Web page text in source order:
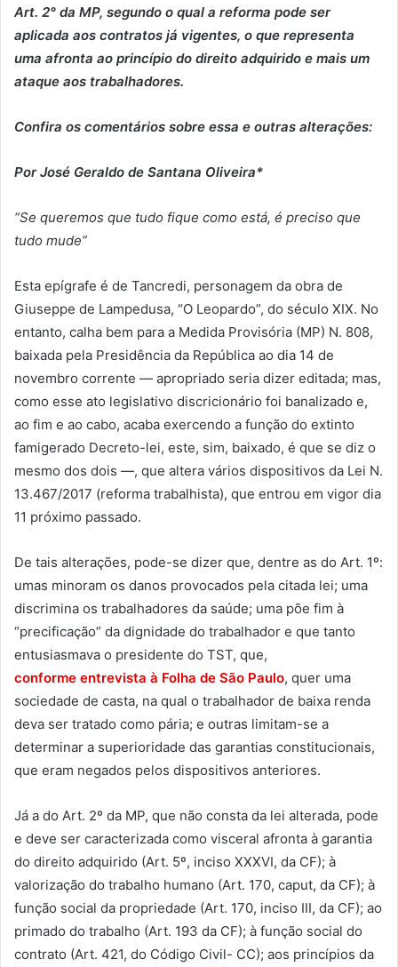
Art. 2° da MP, segundo o qual a reforma pode ser
aplicada aos contratos já vigentes, o que representa
uma afronta ao princípio do direito adquirido e mais um
ataque aos trabalhadores.
Confira os comentários sobre essa e outras alterações:
Por José Geraldo de Santana Oliveira*
“Se queremos que tudo fique como está, é preciso que
tudo mude”
Esta epígrafe é de Tancredi, personagem da obra de
Giuseppe de Lampedusa, “O Leopardo”, do século XIX. No
entanto, calha bem para a Medida Provisória (MP) N. 808,
baixada pela Presidência da República ao dia 14 de
novembro corrente — apropriado seria dizer editada; mas,
como esse ato legislativo discricionário foi banalizado e,
ao fim e ao cabo, acaba exercendo a função do extinto
famigerado Decreto-lei, este, sim, baixado, é que se diz o
mesmo dos dois —, que altera vários dispositivos da Lei N.
13.467/2017 (reforma trabalhista), que entrou em vigor dia
11 próximo passado.
De tais alterações, pode-se dizer que, dentre as do Art. 1º:
umas minoram os danos provocados pela citada lei; uma
discrimina os trabalhadores da saúde; uma põe fim à
“precificação” da dignidade do trabalhador e que tanto
entusiasmava o presidente do TST, que,
conforme entrevista à Folha de São Paulo, quer uma
sociedade de casta, na qual o trabalhador de baixa renda
deva ser tratado como pária; e outras limitam-se a
determinar a superioridade das garantias constitucionais,
que eram negados pelos dispositivos anteriores.
Já a do Art. 2º da MP, que não consta da lei alterada, pode
e deve ser caracterizada como visceral afronta à garantia
do direito adquirido (Art. 5º, inciso XXXVI, da CF); à
valorização do trabalho humano (Art. 170, caput, da CF); à
função social da propriedade (Art. 170, inciso III, da CF); ao
primado do trabalho (Art. 193 da CF); à função social do
contrato (Art. 421, do Código Civil- CC); aos princípios da